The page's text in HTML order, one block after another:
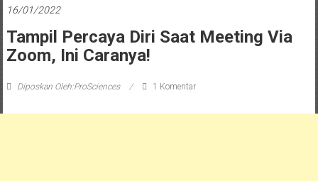
16/01/2022
Tampil Percaya Diri Saat Meeting Via
Zoom, Ini Caranya!
Diposkan Oleh:ProSciences 1 Komentar